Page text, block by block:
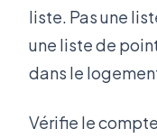
liste. Pas une
une liste de
dans le
Vérifie le